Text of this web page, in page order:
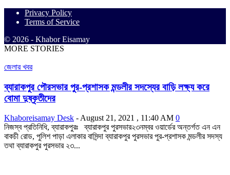
Privacy Policy
Terms of Service
© 2026 - Khabor Eisamay
MORE STORIES
জেলার খবর
ব্যারাকপুর পৌরসভার পুর-প্রশাসক মন্ডলীর সদস্যের বাড়ি লক্ষ্য করে
বোমা দুষ্কৃতীদের
Khaboreisamay Desk - August 21, 2021 , 11:40 AM 0
নিজস্ব প্রতিনিধি, ব্যারাকপুরঃ ব্যারাকপুর পুরসভার২৩নম্বর ওয়ার্ডের অন্তর্গত এন এন
বাকচী রোড, পুলিশ পাড়া এলাকার বাসিন্দা ব্যারাকপুর পুরসভার পুর-প্রশাসক মন্ডলীর সদস্য
তথা ব্যারাকপুর পুরসভার ২৩...